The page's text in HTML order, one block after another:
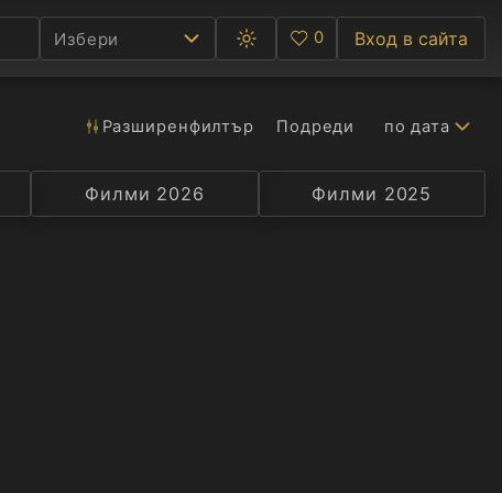
Избери
Превключване
между
светла
Любими
0 Вход в сайта
Разширенфилтър Подреди по дата
Селекция Превод Актьор
Филми 2026 Филми 2025